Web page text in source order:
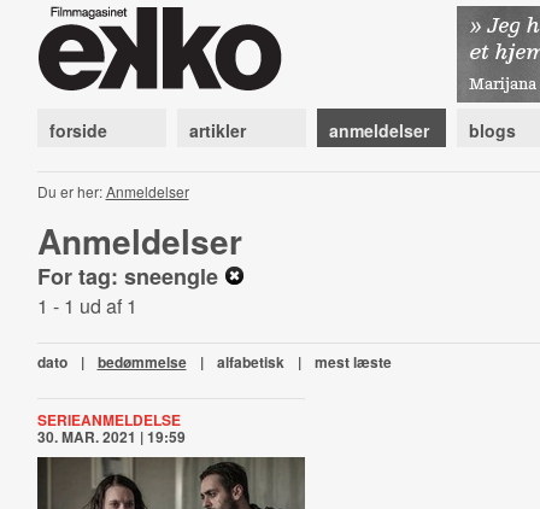
forside artikler anmeldelser blogs
Du er her:Anmeldelser
Anmeldelser
For tag: sneengle
1 - 1 ud af 1
dato | bedømmelse | alfabetisk | mest læste
SERIEANMELDELSE
30. MAR. 2021 | 19:59